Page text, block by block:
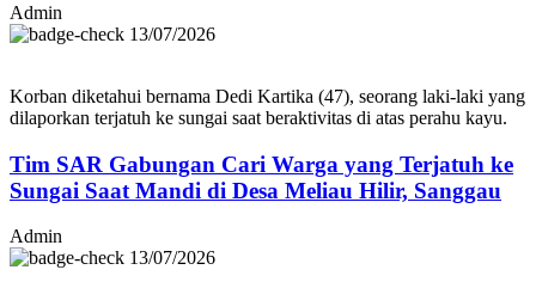
Admin
13/07/2026
Korban diketahui bernama Dedi Kartika (47), seorang laki-laki yang
dilaporkan terjatuh ke sungai saat beraktivitas di atas perahu kayu.
Tim SAR Gabungan Cari Warga yang Terjatuh ke
Sungai Saat Mandi di Desa Meliau Hilir, Sanggau
Admin
13/07/2026